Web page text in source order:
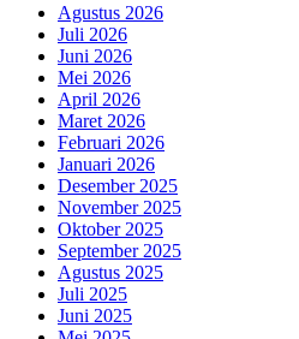
Agustus 2026
Juli 2026
Juni 2026
Mei 2026
April 2026
Maret 2026
Februari 2026
Januari 2026
Desember 2025
November 2025
Oktober 2025
September 2025
Agustus 2025
Juli 2025
Juni 2025